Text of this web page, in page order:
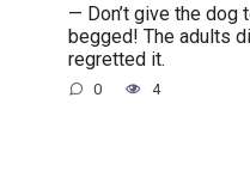
— Don’t give the
begged! The adults
regretted it.
0 4